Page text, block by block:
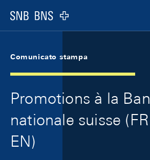
Logo
Comunicato stampa
Promotions à la
nationale suisse
EN)